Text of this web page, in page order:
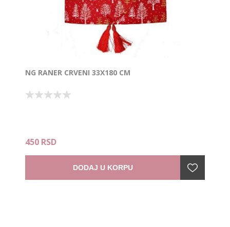
NG RANER CRVENI 33X180 CM
450 RSD
DODAJ U KORPU